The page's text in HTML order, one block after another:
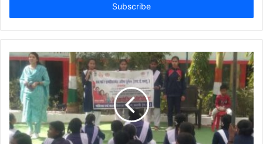
r
y
u
E
m
a
i
l